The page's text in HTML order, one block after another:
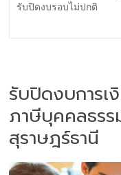
รับปิดงบรอบไม่ปกติ
รับปิดงบการเ
ภาษีบุคคลธรร
สุราษฎร์ธานี